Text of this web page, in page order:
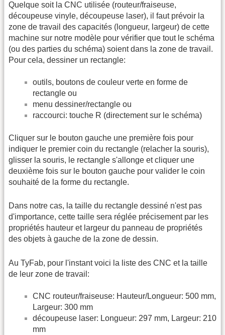
Quelque soit la CNC utilisée (routeur/fraiseuse,
découpeuse vinyle, découpeuse laser), il faut prévoir la
zone de travail des capacités (longueur, largeur) de cette
machine sur notre modèle pour vérifier que tout le schéma
(ou des parties du schéma) soient dans la zone de travail.
Pour cela, dessiner un rectangle:
outils, boutons de couleur verte en forme de
rectangle ou
menu dessiner/rectangle ou
raccourci: touche R (directement sur le schéma)
Cliquer sur le bouton gauche une première fois pour
indiquer le premier coin du rectangle (relacher la souris),
glisser la souris, le rectangle s'allonge et cliquer une
deuxième fois sur le bouton gauche pour valider le coin
souhaité de la forme du rectangle.
Dans notre cas, la taille du rectangle dessiné n'est pas
d'importance, cette taille sera réglée précisement par les
propriétés hauteur et largeur du panneau de propriétés
des objets à gauche de la zone de dessin.
Au TyFab, pour l'instant voici la liste des CNC et la taille
de leur zone de travail:
CNC routeur/fraiseuse: Hauteur/Longueur: 500 mm,
Largeur: 300 mm
découpeuse laser: Longueur: 297 mm, Largeur: 210
mm